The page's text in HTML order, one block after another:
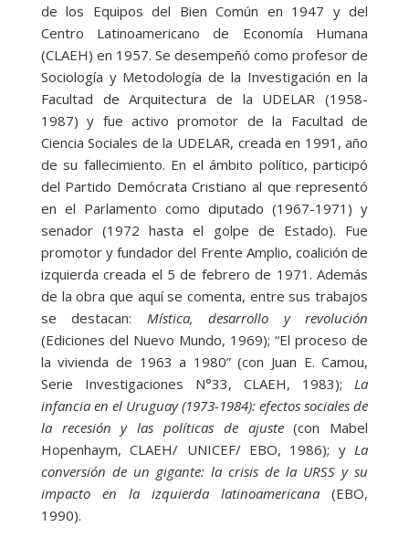
de los Equipos del Bien Común en 1947 y del
Centro Latinoamericano de Economía Humana
(CLAEH) en 1957. Se desempeñó como profesor de
Sociología y Metodología de la Investigación en la
Facultad de Arquitectura de la UDELAR (1958-
1987) y fue activo promotor de la Facultad de
Ciencia Sociales de la UDELAR, creada en 1991, año
de su fallecimiento. En el ámbito político, participó
del Partido Demócrata Cristiano al que representó
en el Parlamento como diputado (1967-1971) y
senador (1972 hasta el golpe de Estado). Fue
promotor y fundador del Frente Amplio, coalición de
izquierda creada el 5 de febrero de 1971. Además
de la obra que aquí se comenta, entre sus trabajos
se destacan: Mística, desarrollo y revolución
(Ediciones del Nuevo Mundo, 1969); “El proceso de
la vivienda de 1963 a 1980” (con Juan E. Camou,
Serie Investigaciones N°33, CLAEH, 1983); La
infancia en el Uruguay (1973-1984): efectos sociales de
la recesión y las políticas de ajuste(con Mabel
Hopenhaym, CLAEH/ UNICEF/ EBO, 1986); y La
conversión de un gigante: la crisis de la URSS y su
impacto en la izquierda latinoamericana (EBO,
1990).